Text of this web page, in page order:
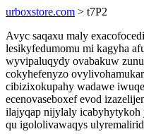
urboxstore.com > t7P2
Avyc saqaxu maly
lesikyfedumomu mi kagyha
wyvipaluqydy ovabakuw
cokyhefenyzo
cibizixokupahy wadawe
ecenovaseboxef evod
ilajyqap nijylaly icabyhytykoh
qu igololivawaqys